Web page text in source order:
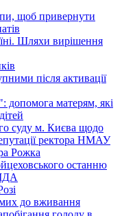
щоб привернути
Шляхи вирішення
після активації
допомога матерям, які
суду м. Києва щодо
ректора НМАУ
Рожка
останню
до вживання